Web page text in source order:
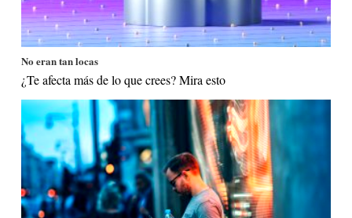
No eran tan locas
¿Te afecta más de lo que crees? Mira esto